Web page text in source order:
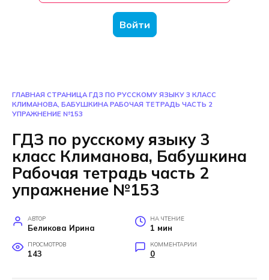
Войти
ГЛАВНАЯ СТРАНИЦА ГДЗ ПО РУССКОМУ ЯЗЫКУ 3 КЛАСС
КЛИМАНОВА, БАБУШКИНА РАБОЧАЯ ТЕТРАДЬ ЧАСТЬ 2
УПРАЖНЕНИЕ №153
ГДЗ по русскому языку 3
класс Климанова, Бабушкина
Рабочая тетрадь часть 2
упражнение №153
АВТОР
Беликова Ирина
НА ЧТЕНИЕ
1 мин
ПРОСМОТРОВ
143
КОММЕНТАРИИ
0